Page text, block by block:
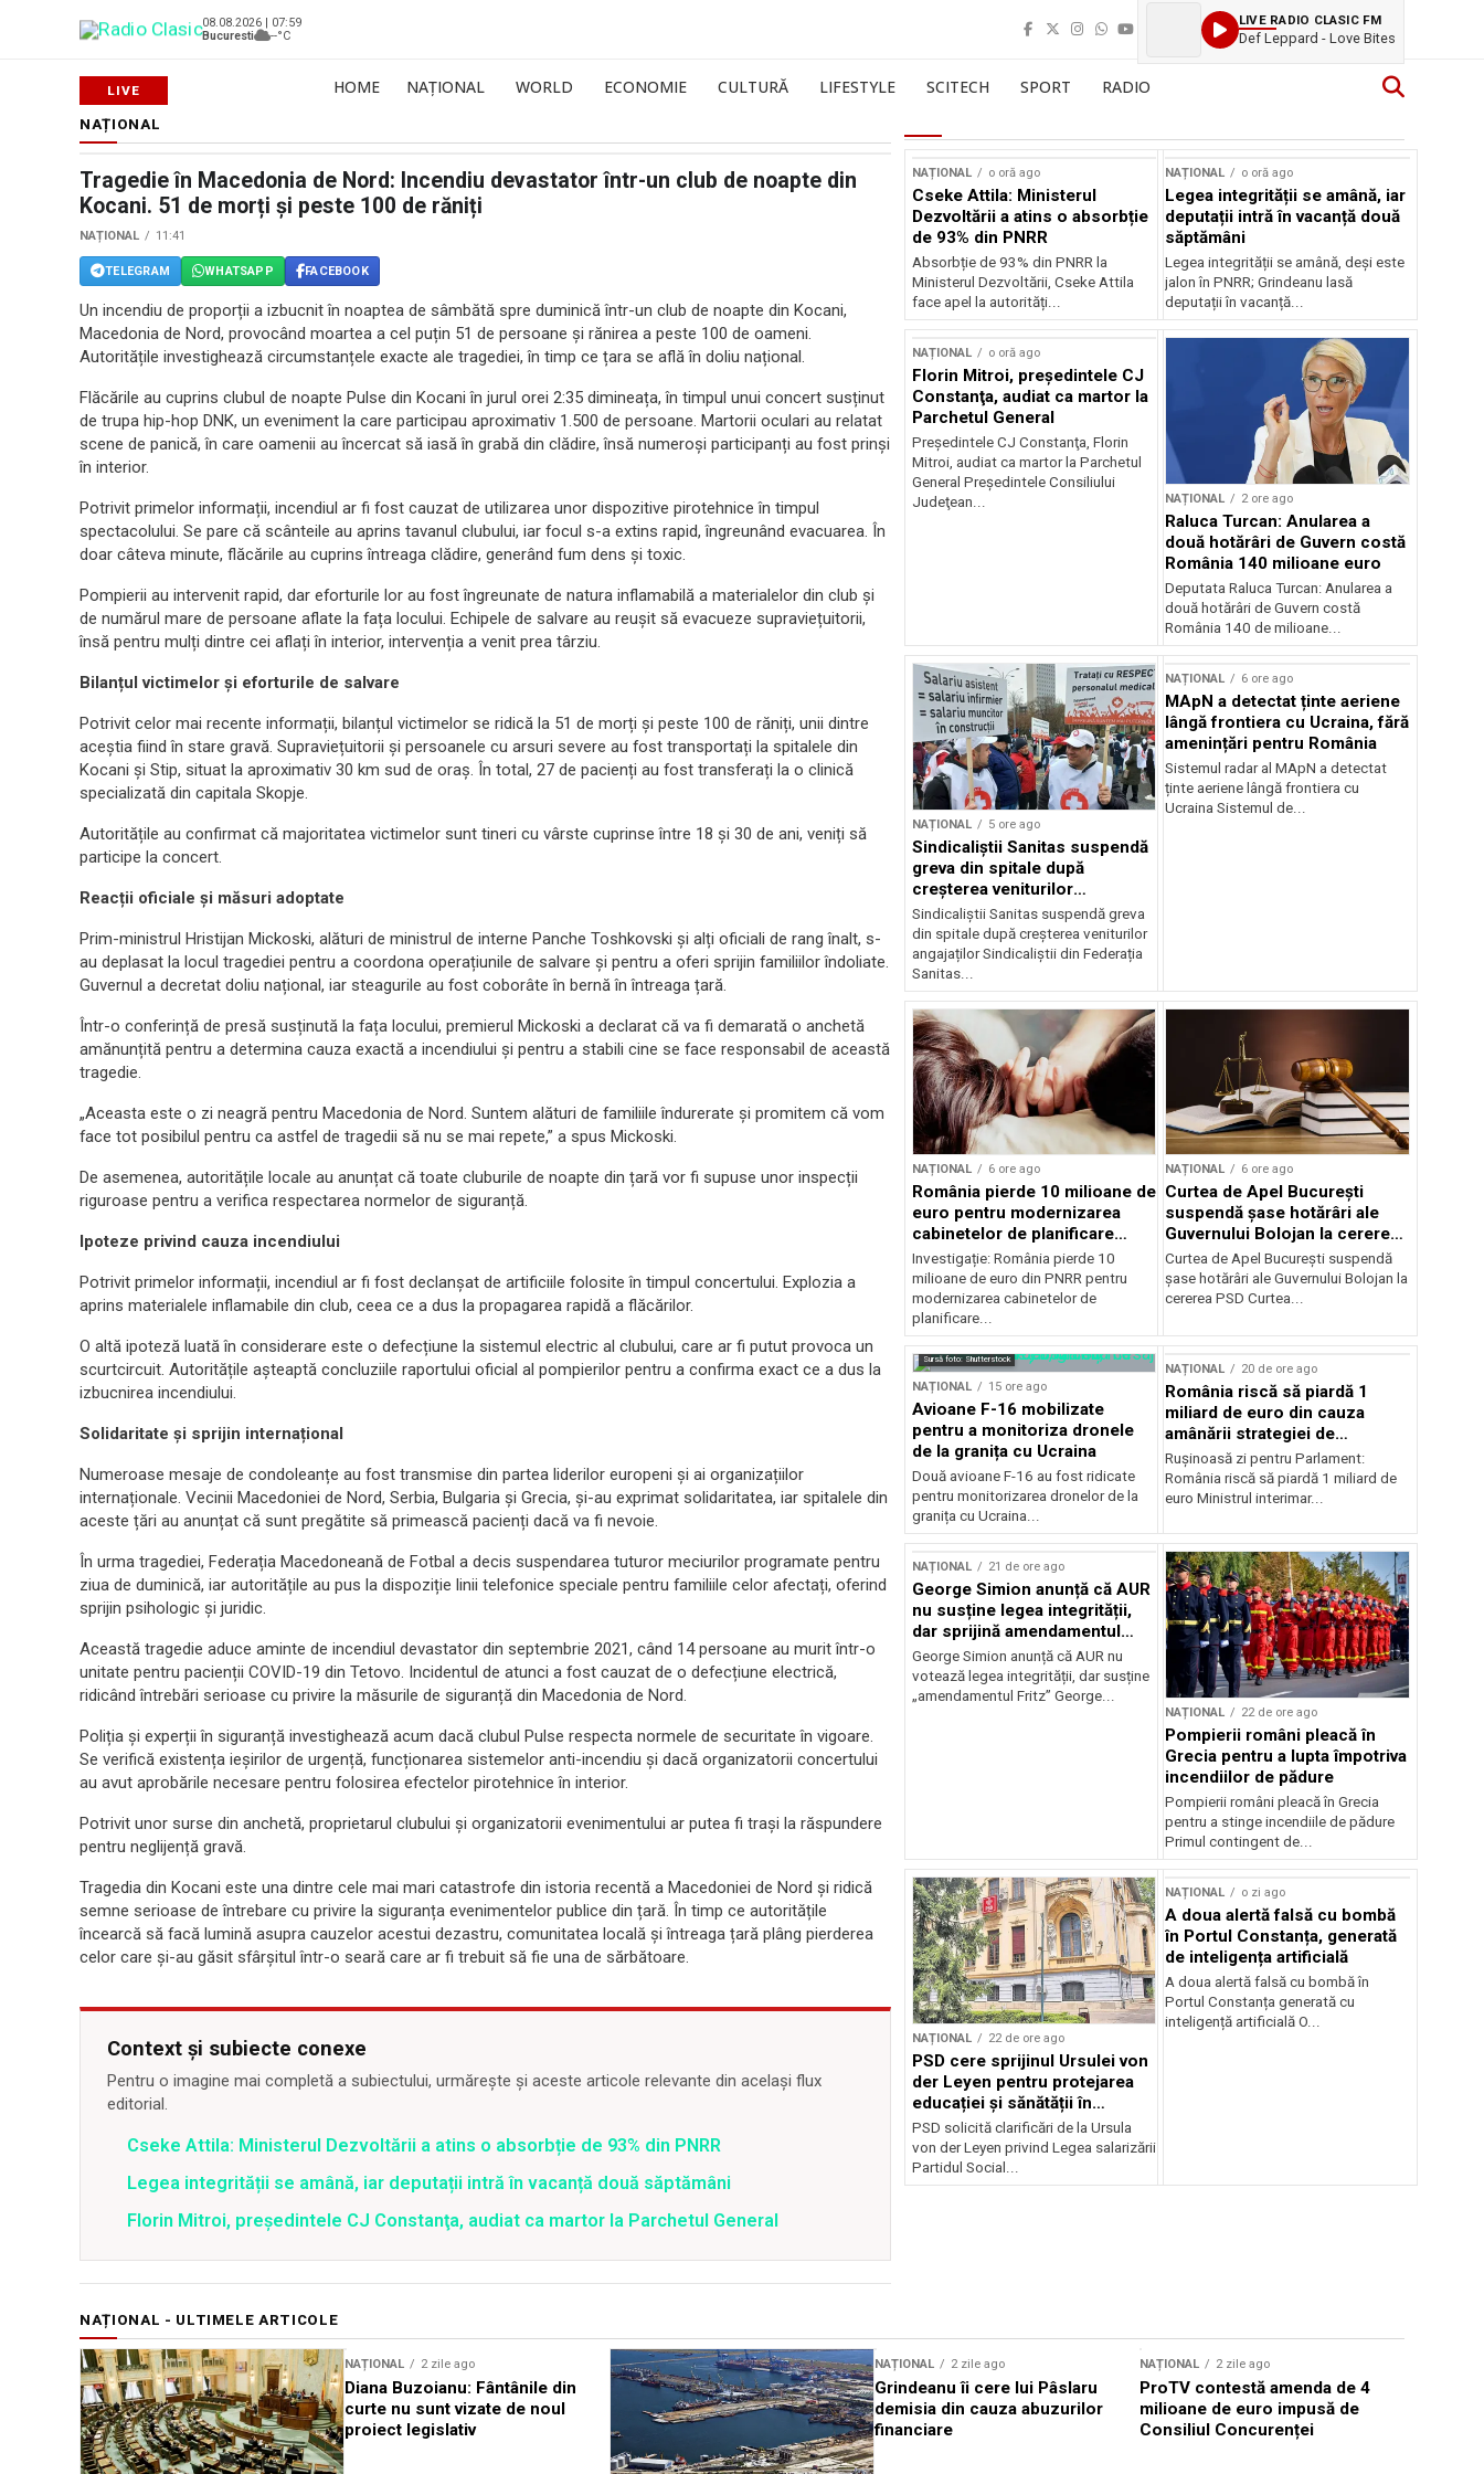
08.08.2026 | 07:59
Bucuresti
--°C
LIVE RADIO CLASIC FM
Def Leppard - Love Bites
HOME NAȚIONAL WORLD ECONOMIE CULTURĂ LIFESTYLE SCITECH SPORT RADIO
NAȚIONAL
Tragedie în Macedonia de Nord: Incendiu devastator într-un club de noapte din
Kocani. 51 de morți și peste 100 de răniți
NAȚIONAL 11:41
TELEGRAM WHATSAPP FACEBOOK
Un incendiu de proporții a izbucnit în noaptea de sâmbătă spre duminică într-un club de noapte din Kocani,
Macedonia de Nord, provocând moartea a cel puțin 51 de persoane și rănirea a peste 100 de oameni.
Autoritățile investighează circumstanțele exacte ale tragediei, în timp ce țara se află în doliu național.
Flăcările au cuprins clubul de noapte Pulse din Kocani în jurul orei 2:35 dimineața, în timpul unui concert susținut
de trupa hip-hop DNK, un eveniment la care participau aproximativ 1.500 de persoane. Martorii oculari au relatat
scene de panică, în care oamenii au încercat să iasă în grabă din clădire, însă numeroși participanți au fost prinși
în interior.
Potrivit primelor informații, incendiul ar fi fost cauzat de utilizarea unor dispozitive pirotehnice în timpul
spectacolului. Se pare că scânteile au aprins tavanul clubului, iar focul s-a extins rapid, îngreunând evacuarea. În
doar câteva minute, flăcările au cuprins întreaga clădire, generând fum dens și toxic.
Pompierii au intervenit rapid, dar eforturile lor au fost îngreunate de natura inflamabilă a materialelor din club și
de numărul mare de persoane aflate la fața locului. Echipele de salvare au reușit să evacueze supraviețuitorii,
însă pentru mulți dintre cei aflați în interior, intervenția a venit prea târziu.
Bilanțul victimelor și eforturile de salvare
Potrivit celor mai recente informații, bilanțul victimelor se ridică la 51 de morți și peste 100 de răniți, unii dintre
aceștia fiind în stare gravă. Supraviețuitorii și persoanele cu arsuri severe au fost transportați la spitalele din
Kocani și Stip, situat la aproximativ 30 km sud de oraș. În total, 27 de pacienți au fost transferați la o clinică
specializată din capitala Skopje.
Autoritățile au confirmat că majoritatea victimelor sunt tineri cu vârste cuprinse între 18 și 30 de ani, veniți să
participe la concert.
Reacții oficiale și măsuri adoptate
Prim-ministrul Hristijan Mickoski, alături de ministrul de interne Panche Toshkovski și alți oficiali de rang înalt, s-
au deplasat la locul tragediei pentru a coordona operațiunile de salvare și pentru a oferi sprijin familiilor îndoliate.
Guvernul a decretat doliu național, iar steagurile au fost coborâte în bernă în întreaga țară.
Într-o conferință de presă susținută la fața locului, premierul Mickoski a declarat că va fi demarată o anchetă
amănunțită pentru a determina cauza exactă a incendiului și pentru a stabili cine se face responsabil de această
tragedie.
„Aceasta este o zi neagră pentru Macedonia de Nord. Suntem alături de familiile îndurerate și promitem că vom
face tot posibilul pentru ca astfel de tragedii să nu se mai repete,” a spus Mickoski.
De asemenea, autoritățile locale au anunțat că toate cluburile de noapte din țară vor fi supuse unor inspecții
riguroase pentru a verifica respectarea normelor de siguranță.
Ipoteze privind cauza incendiului
Potrivit primelor informații, incendiul ar fi fost declanșat de artificiile folosite în timpul concertului. Explozia a
aprins materialele inflamabile din club, ceea ce a dus la propagarea rapidă a flăcărilor.
O altă ipoteză luată în considerare este o defecțiune la sistemul electric al clubului, care ar fi putut provoca un
scurtcircuit. Autoritățile așteaptă concluziile raportului oficial al pompierilor pentru a confirma exact ce a dus la
izbucnirea incendiului.
Solidaritate și sprijin internațional
Numeroase mesaje de condoleanțe au fost transmise din partea liderilor europeni și ai organizațiilor
internaționale. Vecinii Macedoniei de Nord, Serbia, Bulgaria și Grecia, și-au exprimat solidaritatea, iar spitalele din
aceste țări au anunțat că sunt pregătite să primească pacienți dacă va fi nevoie.
În urma tragediei, Federația Macedoneană de Fotbal a decis suspendarea tuturor meciurilor programate pentru
ziua de duminică, iar autoritățile au pus la dispoziție linii telefonice speciale pentru familiile celor afectați, oferind
sprijin psihologic și juridic.
Această tragedie aduce aminte de incendiul devastator din septembrie 2021, când 14 persoane au murit într-o
unitate pentru pacienții COVID-19 din Tetovo. Incidentul de atunci a fost cauzat de o defecțiune electrică,
ridicând întrebări serioase cu privire la măsurile de siguranță din Macedonia de Nord.
Poliția și experții în siguranță investighează acum dacă clubul Pulse respecta normele de securitate în vigoare.
Se verifică existența ieșirilor de urgență, funcționarea sistemelor anti-incendiu și dacă organizatorii concertului
au avut aprobările necesare pentru folosirea efectelor pirotehnice în interior.
Potrivit unor surse din anchetă, proprietarul clubului și organizatorii evenimentului ar putea fi trași la răspundere
pentru neglijență gravă.
Tragedia din Kocani este una dintre cele mai mari catastrofe din istoria recentă a Macedoniei de Nord și ridică
semne serioase de întrebare cu privire la siguranța evenimentelor publice din țară. În timp ce autoritățile
încearcă să facă lumină asupra cauzelor acestui dezastru, comunitatea locală și întreaga țară plâng pierderea
celor care și-au găsit sfârșitul într-o seară care ar fi trebuit să fie una de sărbătoare.
Context și subiecte conexe
Pentru o imagine mai completă a subiectului, urmărește și aceste articole relevante din același flux
editorial.
Cseke Attila: Ministerul Dezvoltării a atins o absorbție de 93% din PNRR
Legea integrității se amână, iar deputații intră în vacanță două săptămâni
Florin Mitroi, preşedintele CJ Constanţa, audiat ca martor la Parchetul General
NAȚIONAL o oră ago
Cseke Attila: Ministerul
Dezvoltării a atins o absorbție
de 93% din PNRR
Absorbție de 93% din PNRR la
Ministerul Dezvoltării, Cseke Attila
face apel la autorități...
NAȚIONAL o oră ago
Legea integrității se amână, iar
deputații intră în vacanță două
săptămâni
Legea integrității se amână, deși este
jalon în PNRR; Grindeanu lasă
deputații în vacanță...
NAȚIONAL o oră ago
Florin Mitroi, preşedintele CJ
Constanţa, audiat ca martor la
Parchetul General
Preşedintele CJ Constanţa, Florin
Mitroi, audiat ca martor la Parchetul
General Preşedintele Consiliului
Judeţean...
NAȚIONAL 2 ore ago
Raluca Turcan: Anularea a
două hotărâri de Guvern costă
România 140 milioane euro
Deputata Raluca Turcan: Anularea a
două hotărâri de Guvern costă
România 140 de milioane...
NAȚIONAL 5 ore ago
Sindicaliștii Sanitas suspendă
greva din spitale după
creșterea veniturilor
angajaților
Sindicaliștii Sanitas suspendă greva
din spitale după creșterea veniturilor
angajaților Sindicaliștii din Federația
Sanitas...
NAȚIONAL 6 ore ago
MApN a detectat ținte aeriene
lângă frontiera cu Ucraina, fără
amenințări pentru România
Sistemul radar al MApN a detectat
ținte aeriene lângă frontiera cu
Ucraina Sistemul de...
NAȚIONAL 6 ore ago
România pierde 10 milioane de
euro pentru modernizarea
cabinetelor de planificare
familială
Investigație: România pierde 10
milioane de euro din PNRR pentru
modernizarea cabinetelor de
planificare...
NAȚIONAL 6 ore ago
Curtea de Apel București
suspendă șase hotărâri ale
Guvernului Bolojan la cererea
PSD
Curtea de Apel București suspendă
șase hotărâri ale Guvernului Bolojan la
cererea PSD Curtea...
Sursă foto: Shutterstock
NAȚIONAL 15 ore ago
Avioane F-16 mobilizate
pentru a monitoriza dronele
de la granița cu Ucraina
Două avioane F-16 au fost ridicate
pentru monitorizarea dronelor de la
granița cu Ucraina...
NAȚIONAL 20 de ore ago
România riscă să piardă 1
miliard de euro din cauza
amânării strategiei de
biodiversitate
Rușinoasă zi pentru Parlament:
România riscă să piardă 1 miliard de
euro Ministrul interimar...
NAȚIONAL 21 de ore ago
George Simion anunță că AUR
nu susține legea integrității,
dar sprijină amendamentul
Fritz
George Simion anunță că AUR nu
votează legea integrității, dar susține
„amendamentul Fritz” George...
NAȚIONAL 22 de ore ago
Pompierii români pleacă în
Grecia pentru a lupta împotriva
incendiilor de pădure
Pompierii români pleacă în Grecia
pentru a stinge incendiile de pădure
Primul contingent de...
NAȚIONAL 22 de ore ago
PSD cere sprijinul Ursulei von
der Leyen pentru protejarea
educației și sănătății în
reforma salarială
PSD solicită clarificări de la Ursula
von der Leyen privind Legea salarizării
Partidul Social...
NAȚIONAL o zi ago
A doua alertă falsă cu bombă
în Portul Constanța, generată
de inteligența artificială
A doua alertă falsă cu bombă în
Portul Constanța generată cu
inteligență artificială O...
NAȚIONAL - ULTIMELE ARTICOLE
NAȚIONAL 2 zile ago
Diana Buzoianu: Fântânile din
curte nu sunt vizate de noul
proiect legislativ
NAȚIONAL 2 zile ago
Grindeanu îi cere lui Pâslaru
demisia din cauza abuzurilor
financiare
NAȚIONAL 2 zile ago
ProTV contestă amenda de 4
milioane de euro impusă de
Consiliul Concurenței